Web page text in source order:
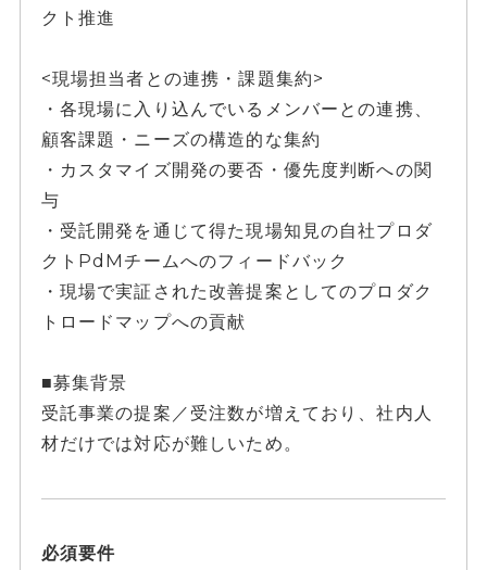
クト推進
<現場担当者との連携・課題集約>
・各現場に入り込んでいるメンバーとの連携、
顧客課題・ニーズの構造的な集約
・カスタマイズ開発の要否・優先度判断への関
与
・受託開発を通じて得た現場知見の自社プロダ
クトPdMチームへのフィードバック
・現場で実証された改善提案としてのプロダク
トロードマップへの貢献
■募集背景
受託事業の提案／受注数が増えており、社内人
材だけでは対応が難しいため。
必須要件